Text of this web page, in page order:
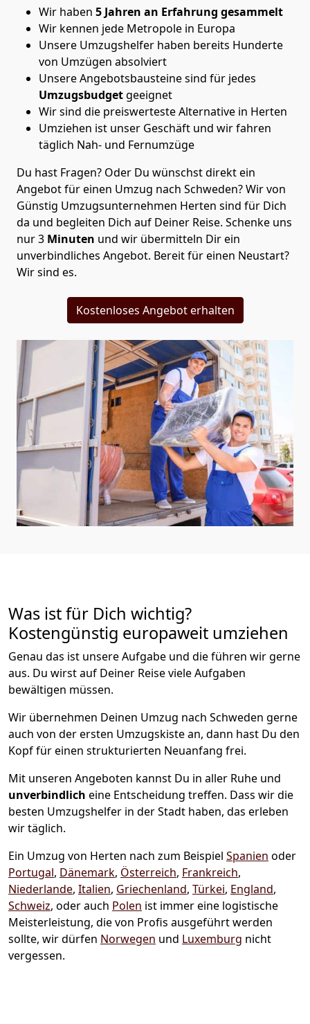
Wir haben 5 Jahren an Erfahrung gesammelt
Wir kennen jede Metropole in Europa
Unsere Umzugshelfer haben bereits Hunderte
von Umzügen absolviert
Unsere Angebotsbausteine sind für jedes
Umzugsbudgetgeeignet
Wir sind die preiswerteste Alternative in Herten
Umziehen ist unser Geschäft und wir fahren
täglich Nah- und Fernumzüge
Du hast Fragen? Oder Du wünschst direkt ein
Angebot für einen Umzug nach Schweden? Wir von
Günstig Umzugsunternehmen Herten sind für Dich
da und begleiten Dich auf Deiner Reise. Schenke uns
nur3 Minuten und wir übermitteln Dir ein
unverbindliches Angebot. Bereit für einen Neustart?
Wir sind es.
Kostenloses Angebot erhalten
Was ist für Dich wichtig?
Kostengünstig europaweit umziehen
Genau das ist unsere Aufgabe und die führen wir gerne
aus. Du wirst auf Deiner Reise viele Aufgaben
bewältigen müssen.
Wir übernehmen Deinen Umzug nach Schweden gerne
auch von der ersten Umzugskiste an, dann hast Du den
Kopf für einen strukturierten Neuanfang frei.
Mit unseren Angeboten kannst Du in aller Ruhe und
unverbindlich eine Entscheidung treffen. Dass wir die
besten Umzugshelfer in der Stadt haben, das erleben
wir täglich.
Ein Umzug von Herten nach zum Beispiel Spanien oder
Portugal, Dänemark, Österreich, Frankreich,
Niederlande, Italien, Griechenland, Türkei, England,
Schweiz, oder auch Polen ist immer eine logistische
Meisterleistung, die von Profis ausgeführt werden
sollte, wir dürfen Norwegen und Luxemburg nicht
vergessen.